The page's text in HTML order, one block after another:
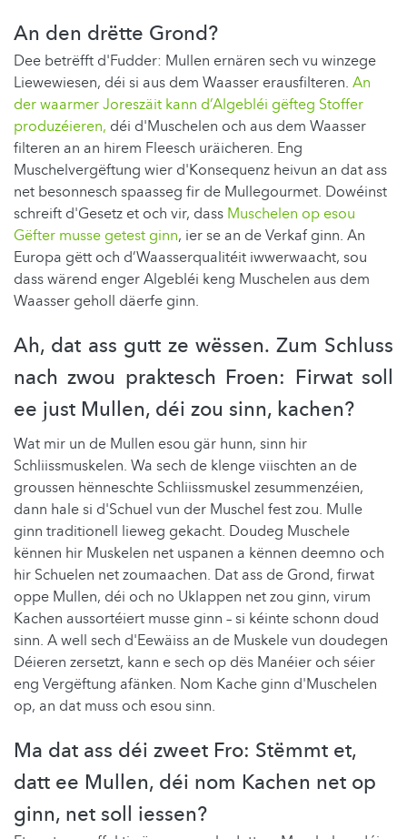
An den drëtte Grond?
Dee betrëfft d'Fudder: Mullen ernären sech vu winzege
Liewewiesen, déi si aus dem Waasser erausfilteren. An
der waarmer Joreszäit kann d’Algebléi gëfteg Stoffer
produzéieren, déi d'Muschelen och aus dem Waasser
filteren an an hirem Fleesch uräicheren. Eng
Muschelvergëftung wier d'Konsequenz heivun an dat ass
net besonnesch spaasseg fir de Mullegourmet. Dowéinst
schreift d'Gesetz et och vir, dass Muschelen op esou
Gëfter musse getest ginn, ier se an de Verkaf ginn. An
Europa gëtt och d’Waasserqualitéit iwwerwaacht, sou
dass wärend enger Algebléi keng Muschelen aus dem
Waasser geholl däerfe ginn.
Ah, dat ass gutt ze wëssen. Zum Schluss
nach zwou praktesch Froen: Firwat soll
ee just Mullen, déi zou sinn, kachen?
Wat mir un de Mullen esou gär hunn, sinn hir
Schliissmuskelen. Wa sech de klenge viischten an de
groussen hënneschte Schliissmuskel zesummenzéien,
dann hale si d'Schuel vun der Muschel fest zou. Mulle
ginn traditionell lieweg gekacht. Doudeg Muschele
kënnen hir Muskelen net uspanen a kënnen deemno och
hir Schuelen net zoumaachen. Dat ass de Grond, firwat
oppe Mullen, déi och no Uklappen net zou ginn, virum
Kachen aussortéiert musse ginn – si kéinte schonn doud
sinn. A well sech d'Eewäiss an de Muskele vun doudegen
Déieren zersetzt, kann e sech op dës Manéier och séier
eng Vergëftung afänken. Nom Kache ginn d'Muschelen
op, an dat muss och esou sinn.
Ma dat ass déi zweet Fro: Stëmmt et,
datt ee Mullen, déi nom Kachen net op
ginn, net soll iessen?